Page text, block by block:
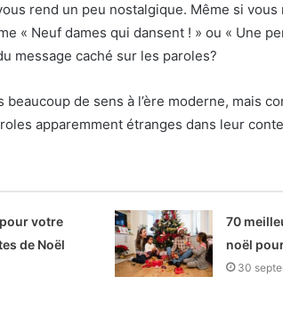
rend un peu nostalgique. Même si
« Neuf dames qui dansent ! » ou « Une
message caché sur les paroles?
beaucoup de sens à l’ère moderne,
apparemment étranges dans leur
votre
de Noël
70
noël
30